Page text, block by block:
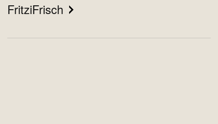
FritziFrisch